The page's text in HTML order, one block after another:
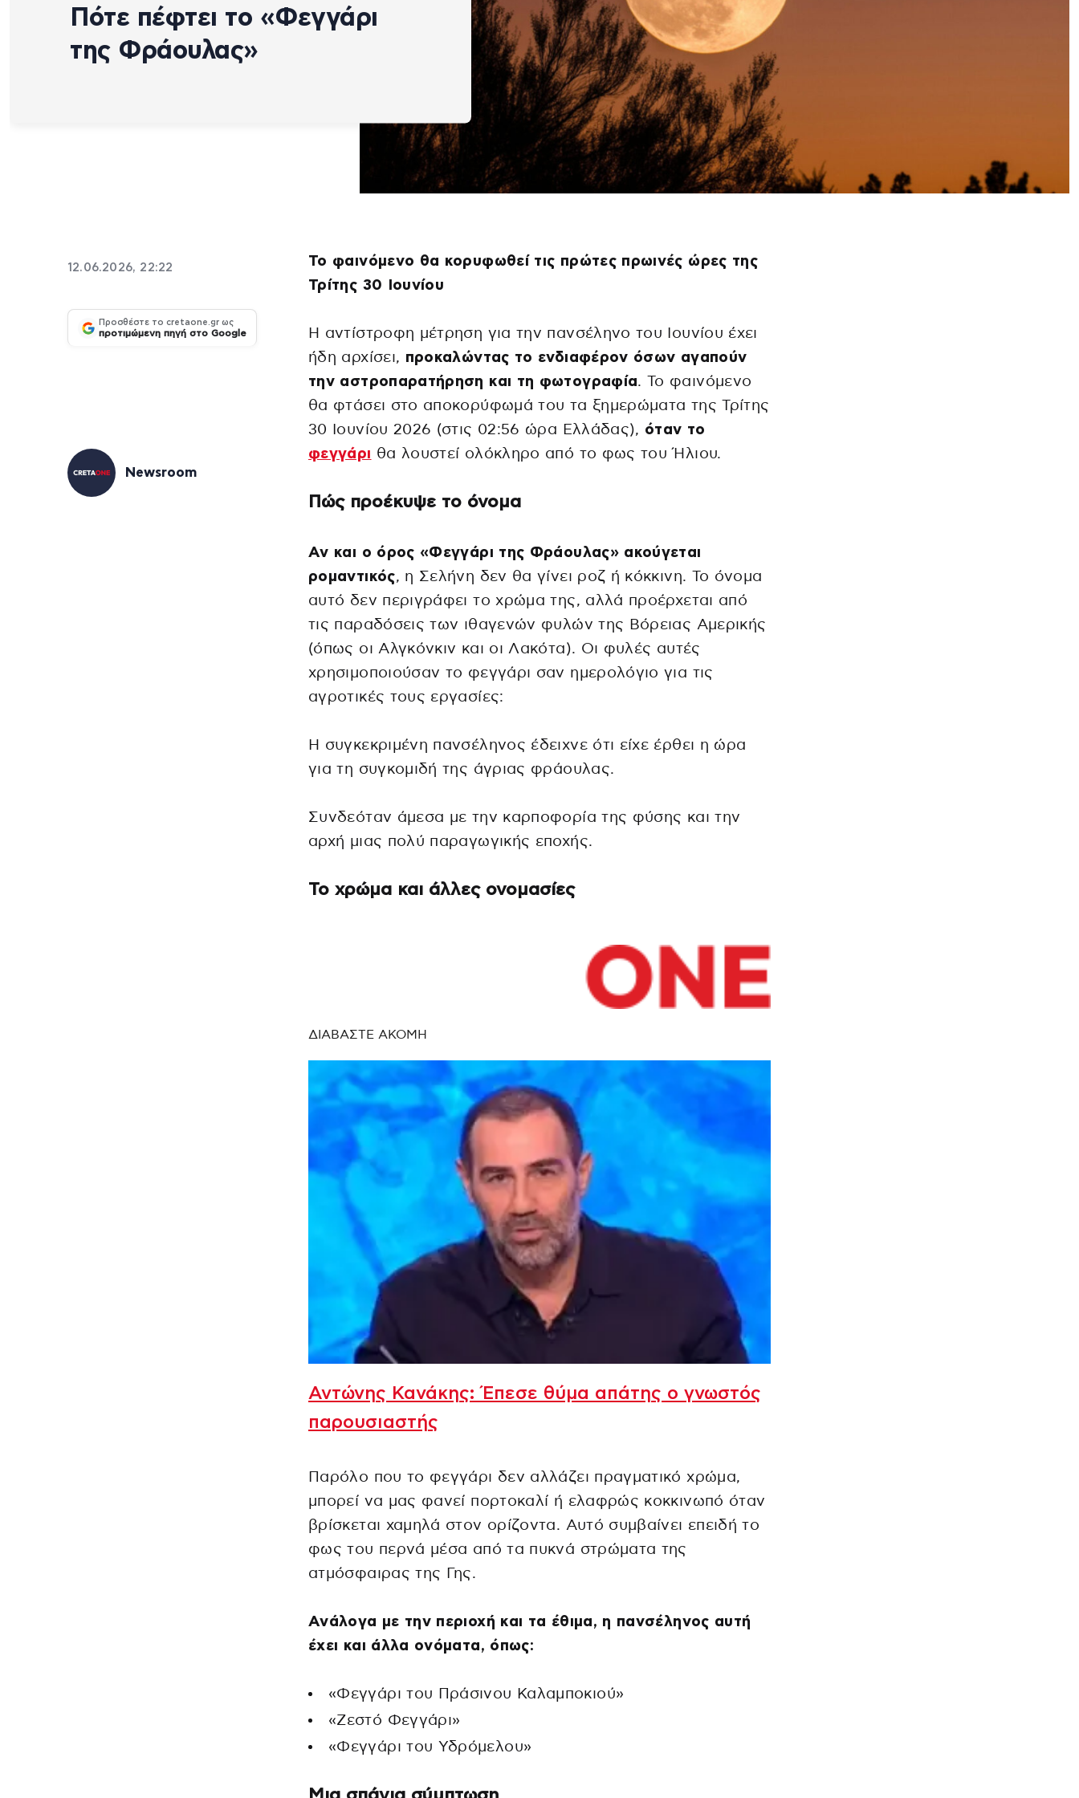
Πότε πέφτει το «Φεγγάρι
της Φράουλας»
12.06.2026, 22:22
Προσθέστε το cretaone.gr ως
προτιμώμενη πηγή στο Google
Newsroom
Το φαινόμενο θα κορυφωθεί τις πρώτες πρωινές ώρες της
Τρίτης 30 Ιουνίου
Η αντίστροφη μέτρηση για την πανσέληνο του Ιουνίου έχει
ήδη αρχίσει, προκαλώντας το ενδιαφέρον όσων αγαπούν
την αστροπαρατήρηση και τη φωτογραφία. Το φαινόμενο
θα φτάσει στο αποκορύφωμά του τα ξημερώματα της Τρίτης
30 Ιουνίου 2026 (στις 02:56 ώρα Ελλάδας), όταν το
φεγγάρι θα λουστεί ολόκληρο από το φως του Ήλιου.
Πώς προέκυψε το όνομα
Αν και ο όρος «Φεγγάρι της Φράουλας» ακούγεται
ρομαντικός, η Σελήνη δεν θα γίνει ροζ ή κόκκινη. Το όνομα
αυτό δεν περιγράφει το χρώμα της, αλλά προέρχεται από
τις παραδόσεις των ιθαγενών φυλών της Βόρειας Αμερικής
(όπως οι Αλγκόνκιν και οι Λακότα). Οι φυλές αυτές
χρησιμοποιούσαν το φεγγάρι σαν ημερολόγιο για τις
αγροτικές τους εργασίες:
Η συγκεκριμένη πανσέληνος έδειχνε ότι είχε έρθει η ώρα
για τη συγκομιδή της άγριας φράουλας.
Συνδεόταν άμεσα με την καρποφορία της φύσης και την
αρχή μιας πολύ παραγωγικής εποχής.
Το χρώμα και άλλες ονομασίες
ΔΙΑΒΑΣΤΕ ΑΚΟΜΗ
Αντώνης Κανάκης: Έπεσε θύμα απάτης ο γνωστός
παρουσιαστής
Παρόλο που το φεγγάρι δεν αλλάζει πραγματικό χρώμα,
μπορεί να μας φανεί πορτοκαλί ή ελαφρώς κοκκινωπό όταν
βρίσκεται χαμηλά στον ορίζοντα. Αυτό συμβαίνει επειδή το
φως του περνά μέσα από τα πυκνά στρώματα της
ατμόσφαιρας της Γης.
Ανάλογα με την περιοχή και τα έθιμα, η πανσέληνος αυτή
έχει και άλλα ονόματα, όπως:
«Φεγγάρι του Πράσινου Καλαμποκιού»
«Ζεστό Φεγγάρι»
«Φεγγάρι του Υδρόμελου»